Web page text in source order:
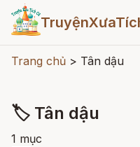
Trang chủ > Tân dậu
🏷 Tân dậu
1 mục